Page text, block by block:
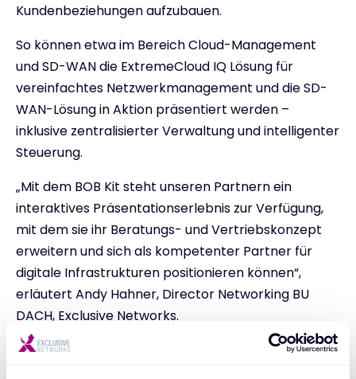
Kundenbeziehungen aufzubauen.
So können etwa im Bereich Cloud-Management
und SD-WAN die ExtremeCloud IQ Lösung für
vereinfachtes Netzwerkmanagement und die SD-
WAN-Lösung in Aktion präsentiert werden –
inklusive zentralisierter Verwaltung und intelligenter
Steuerung.
„Mit dem BOB Kit steht unseren Partnern ein
interaktives Präsentationserlebnis zur Verfügung,
mit dem sie ihr Beratungs- und Vertriebskonzept
erweitern und sich als kompetenter Partner für
digitale Infrastrukturen positionieren können“,
erläutert Andy Hahner, Director Networking BU
DACH, Exclusive Networks.
Das BOB Kit eignet sich nicht nur für den Einsatz